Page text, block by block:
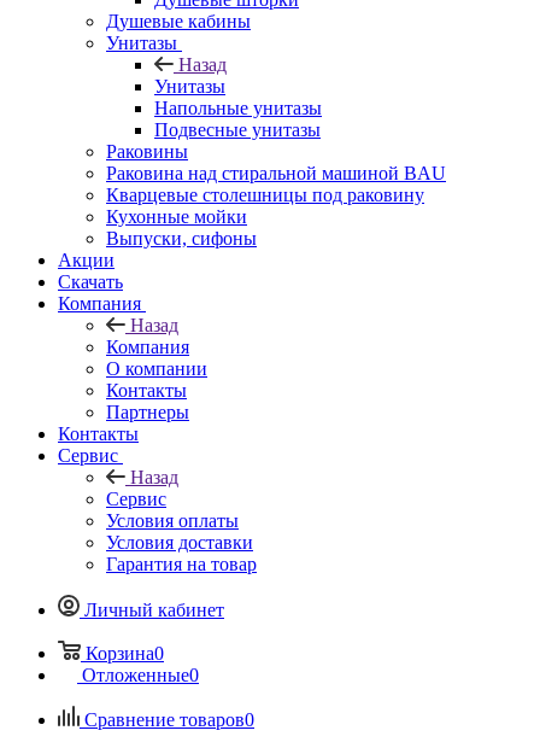
Душевые кабины
Унитазы
Назад
Унитазы
Напольные унитазы
Подвесные унитазы
Раковины
Раковина над стиральной машиной BAU
Кварцевые столешницы под раковину
Кухонные мойки
Выпуски, сифоны
Акции
Скачать
Компания
Назад
Компания
О компании
Контакты
Партнеры
Контакты
Сервис
Назад
Сервис
Условия оплаты
Условия доставки
Гарантия на товар
Личный кабинет
Корзина0
Отложенные0
Сравнение товаров0